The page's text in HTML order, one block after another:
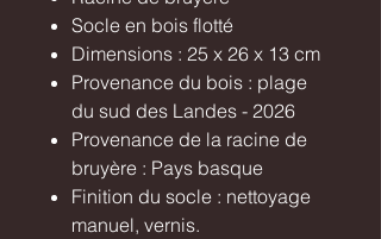
Socle en bois flotté
Dimensions : 25 x 26 x 13 cm
Provenance du bois : plage
du sud des Landes - 2026
Provenance de la racine de
bruyère : Pays basque
Finition du socle : nettoyage
manuel, vernis.